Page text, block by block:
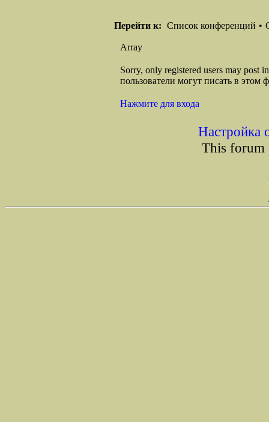
Перейти к: Список конференций •
Array
Sorry, only registered users may post
пользователи могут писать в этом
Нажмите для входа
Настройка
This